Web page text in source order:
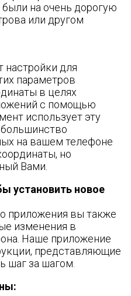
на очень дорогую
или другом
настройки для
параметров
в целях
с помощью
использует эту
на вашем телефоне
но
Вами.
установить новое
приложения вы также
изменения в
Наше приложение
представляющие
шаг за шагом.